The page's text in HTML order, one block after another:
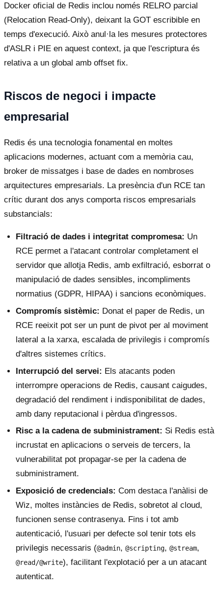
Docker oficial de Redis inclou només RELRO parcial
(Relocation Read-Only), deixant la GOT escribible en
temps d'execució. Això anul·la les mesures protectores
d'ASLR i PIE en aquest context, ja que l'escriptura és
relativa a un global amb offset fix.
Riscos de negoci i impacte
empresarial
Redis és una tecnologia fonamental en moltes
aplicacions modernes, actuant com a memòria cau,
broker de missatges i base de dades en nombroses
arquitectures empresarials. La presència d'un RCE tan
crític durant dos anys comporta riscos empresarials
substancials:
Filtració de dades i integritat compromesa: Un
RCE permet a l'atacant controlar completament el
servidor que allotja Redis, amb exfiltració, esborrat o
manipulació de dades sensibles, incompliments
normatius (GDPR, HIPAA) i sancions econòmiques.
Compromís sistèmic: Donat el paper de Redis, un
RCE reeixit pot ser un punt de pivot per al moviment
lateral a la xarxa, escalada de privilegis i compromís
d'altres sistemes crítics.
Interrupció del servei: Els atacants poden
interrompre operacions de Redis, causant caigudes,
degradació del rendiment i indisponibilitat de dades,
amb dany reputacional i pèrdua d'ingressos.
Risc a la cadena de subministrament: Si Redis està
incrustat en aplicacions o serveis de tercers, la
vulnerabilitat pot propagar-se per la cadena de
subministrament.
Exposició de credencials: Com destaca l'anàlisi de
Wiz, moltes instàncies de Redis, sobretot al cloud,
funcionen sense contrasenya. Fins i tot amb
autenticació, l'usuari per defecte sol tenir tots els
privilegis necessaris (@admin, @scripting, @stream,
@read/@write), facilitant l'explotació per a un atacant
autenticat.